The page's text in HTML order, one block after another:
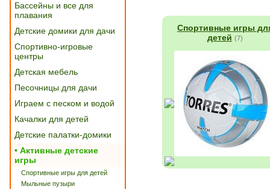
Бассейны и все для
плавания
Детские домики для дачи
Спортивно-игровые
центры
Детская мебель
Песочницы для дачи
Играем с песком и водой
Качалки для детей
Детские палатки-домики
• Активные детские
игры
Спортивные игры для детей
Мыльные пузыри
Спортивные игры
детей (7)